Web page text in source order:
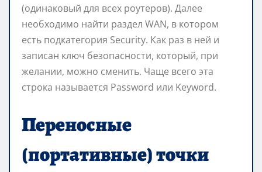
(одинаковый для всех роутеров). Далее
необходимо найти раздел WAN, в котором
есть подкатегория Security. Как раз в ней и
записан ключ безопасности, который, при
желании, можно сменить. Чаще всего эта
строка называется Password или Keyword.
Переносные
(портативные) точки